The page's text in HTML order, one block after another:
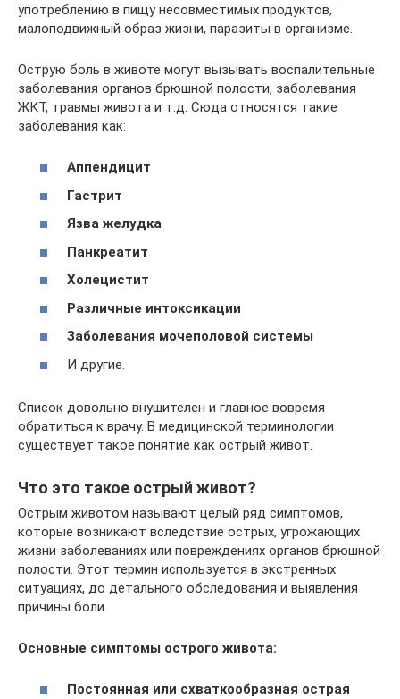
употреблению в пищу несовместимых продуктов,
малоподвижный образ жизни, паразиты в организме.
Острую боль в животе могут вызывать воспалительные
заболевания органов брюшной полости, заболевания
ЖКТ, травмы живота и т.д. Сюда относятся такие
заболевания как:
Аппендицит
Гастрит
Язва желудка
Панкреатит
Холецистит
Различные интоксикации
Заболевания мочеполовой системы
И другие.
Список довольно внушителен и главное вовремя
обратиться к врачу. В медицинской терминологии
существует такое понятие как острый живот.
Что это такое острый живот?
Острым животом называют целый ряд симптомов,
которые возникают вследствие острых, угрожающих
жизни заболеваниях или повреждениях органов брюшной
полости. Этот термин используется в экстренных
ситуациях, до детального обследования и выявления
причины боли.
Основные симптомы острого живота:
Постоянная или схваткообразная острая